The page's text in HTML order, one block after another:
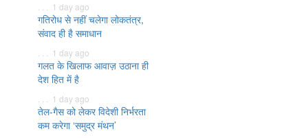
. . . 1 day ago
गतिरोध से नहीं चलेगा लोकतंत्र,
संवाद ही है समाधान
. . . 1 day ago
गलत के खिलाफ आवाज़ उठाना ही
देश हित में है
. . . 1 day ago
तेल-गैस को लेकर विदेशी निर्भरता
कम करेगा ‘समुद्र मंथन’